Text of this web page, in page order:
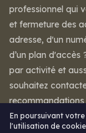
En poursuivant
l'utilisation de
professionnel qui
et fermeture des
adresse, d'un
d’un plan d'accès
par activité et
souhaitez
Mentions légales-